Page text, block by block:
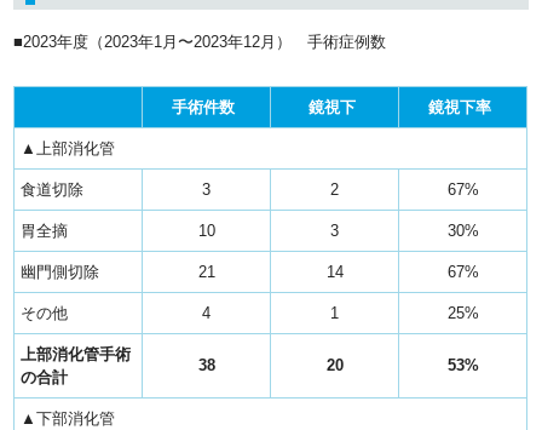
■2023年度（2023年1月〜2023年12月） 手術症例数
手術件数 鏡視下 鏡視下率
▲上部消化管
食道切除 3 2 67%
胃全摘 10 3 30%
幽門側切除 21 14 67%
その他 4 1 25%
上部消化管手術
の合計
38 20 53%
▲下部消化管